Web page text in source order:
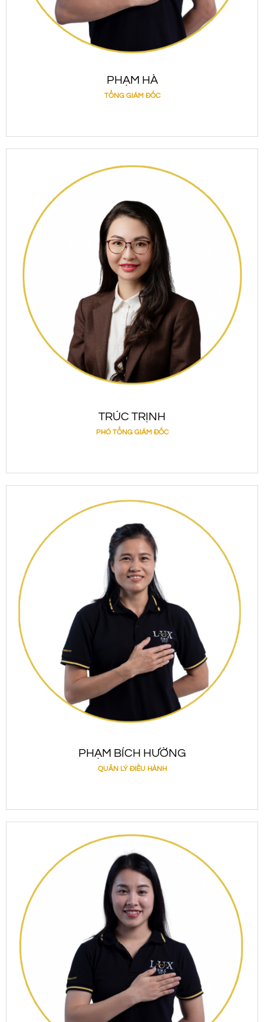
PHẠM HÀ
TỔNG GIÁM ĐỐC
TRÚC TRỊNH
PHÓ TỔNG GIÁM ĐỐC
PHẠM BÍCH HƯỜNG
QUẢN LÝ ĐIỀU HÀNH